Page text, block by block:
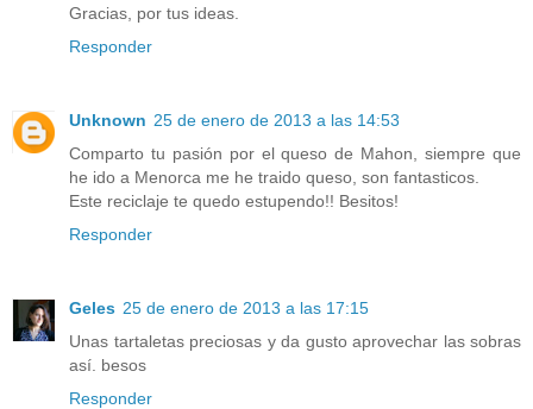
Gracias, por tus ideas.
Responder
Unknown 25 de enero de 2013 a las 14:53
Comparto tu pasión por el queso de Mahon, siempre que
he ido a Menorca me he traido queso, son fantasticos.
Este reciclaje te quedo estupendo!! Besitos!
Responder
Geles 25 de enero de 2013 a las 17:15
Unas tartaletas preciosas y da gusto aprovechar las sobras
así. besos
Responder